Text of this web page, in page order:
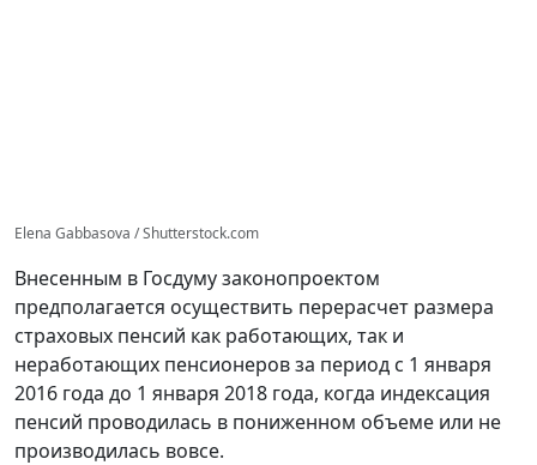
Elena Gabbasova / Shutterstock.com
Внесенным в Госдуму законопроектом
предполагается осуществить перерасчет размера
страховых пенсий как работающих, так и
неработающих пенсионеров за период с 1 января
2016 года до 1 января 2018 года, когда индексация
пенсий проводилась в пониженном объеме или не
производилась вовсе.